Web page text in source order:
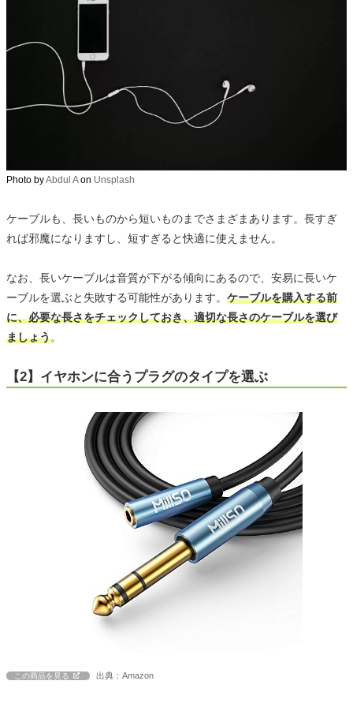
Photo byAbdul Aon Unsplash
ケーブルも、長いものから短いものまでさまざまあります。長すぎ
れば邪魔になりますし、短すぎると快適に使えません。
なお、長いケーブルは音質が下がる傾向にあるので、安易に長いケ
ーブルを選ぶと失敗する可能性があります。 ケーブルを購入する前
に、必要な長さをチェックしておき、適切な長さのケーブルを選び
ましょう。
【2】イヤホンに合うプラグのタイプを選ぶ
この商品を見る 出典：Amazon